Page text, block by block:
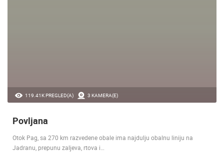
119.41K PREGLED(A) 3 KAMERA(E)
Povljana
Otok Pag, sa 270 km razvedene obale ima najdulju obalnu liniju na
Jadranu, prepunu zaljeva, rtova i…